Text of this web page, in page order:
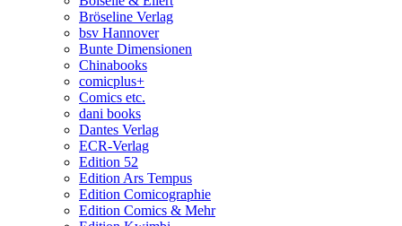
Bröseline Verlag
bsv Hannover
Bunte Dimensionen
Chinabooks
comicplus+
Comics etc.
dani books
Dantes Verlag
ECR-Verlag
Edition 52
Edition Ars Tempus
Edition Comicographie
Edition Comics & Mehr